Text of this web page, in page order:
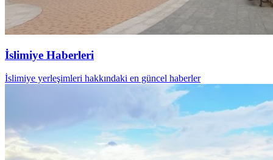
İslimiye Haberleri
İslimiye yerleşimleri hakkındaki en güncel haberler